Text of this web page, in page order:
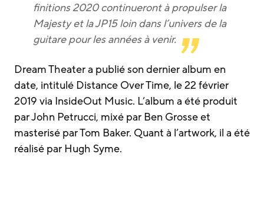
finitions 2020 continueront à propulser la
Majesty et la JP15 loin dans l’univers de la
guitare pour les années à venir.
Dream Theater a publié son dernier album en
date, intitulé Distance Over Time, le 22 février
2019 via InsideOut Music. L’album a été produit
par John Petrucci, mixé par Ben Grosse et
masterisé par Tom Baker. Quant à l’artwork, il a été
réalisé par Hugh Syme.